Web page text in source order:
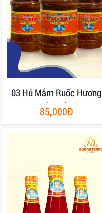
03 Hủ Mắm Ruốc Hương
Trung Pha Sẵn 400gr
85,000Đ